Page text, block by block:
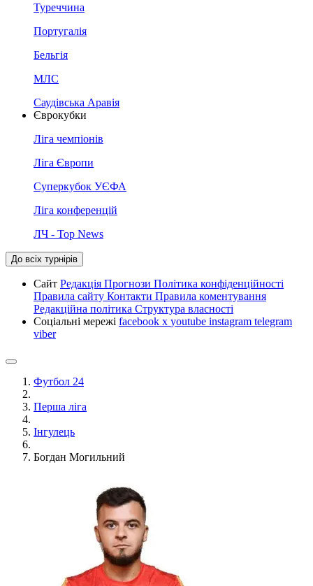
Туреччина
Португалія
Бельгія
МЛС
Саудівська Аравія
Єврокубки
Ліга чемпіонів
Ліга Європи
Суперкубок УЄФА
Ліга конференцій
ЛЧ - Top News
До всіх турнірів
Сайт Редакція Прогнози Політика конфіденційності
Правила сайту Контакти Правила коментування
Редакційна політика Структура власності
Соціальні мережі facebook x youtube instagram telegram
viber
Футбол 24
Перша ліга
Інгулець
Богдан Могильний